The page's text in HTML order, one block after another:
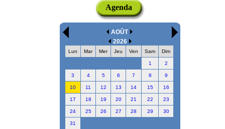
Agenda
AOÛT
2026
Lun Mar Mer Jeu Ven Sam Dim
1 2
3 4 5 6 7 8 9
10 11 12 13 14 15 16
17 18 19 20 21 22 23
24 25 26 27 28 29 30
31